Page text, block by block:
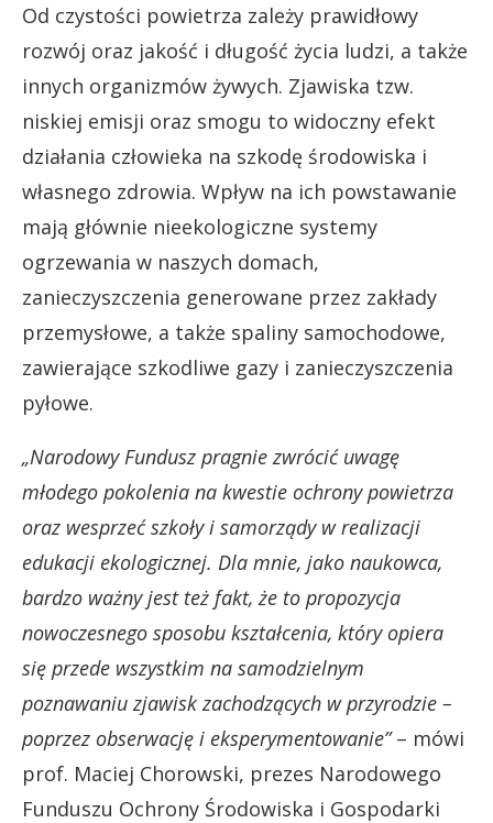
Od czystości powietrza zależy prawidłowy
rozwój oraz jakość i długość życia ludzi, a także
innych organizmów żywych. Zjawiska tzw.
niskiej emisji oraz smogu to widoczny efekt
działania człowieka na szkodę środowiska i
własnego zdrowia. Wpływ na ich powstawanie
mają głównie nieekologiczne systemy
ogrzewania w naszych domach,
zanieczyszczenia generowane przez zakłady
przemysłowe, a także spaliny samochodowe,
zawierające szkodliwe gazy i zanieczyszczenia
pyłowe.
„Narodowy Fundusz pragnie zwrócić uwagę
młodego pokolenia na kwestie ochrony powietrza
oraz wesprzeć szkoły i samorządy w realizacji
edukacji ekologicznej. Dla mnie, jako naukowca,
bardzo ważny jest też fakt, że to propozycja
nowoczesnego sposobu kształcenia, który opiera
się przede wszystkim na samodzielnym
poznawaniu zjawisk zachodzących w przyrodzie –
poprzez obserwację i eksperymentowanie”– mówi
prof. Maciej Chorowski, prezes Narodowego
Funduszu Ochrony Środowiska i Gospodarki